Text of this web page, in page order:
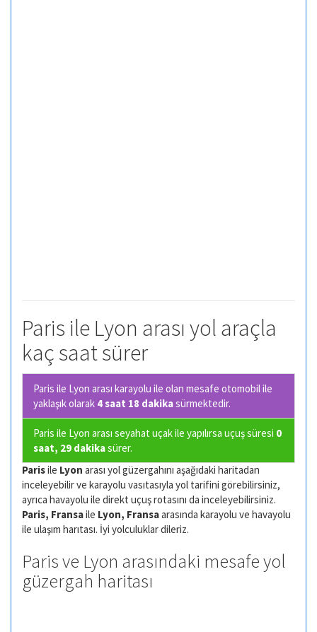
Paris ile Lyon arası yol araçla
kaç saat sürer
Paris ile Lyon arası karayolu ile olan mesafe otomobil ile
yaklaşık olarak 4 saat 18 dakikasürmektedir.
Paris ile Lyon arası seyahat uçak ile yapılırsa uçuş süresi 0
saat, 29 dakikasürer.
Parisile Lyon arası yol güzergahını aşağıdaki haritadan
inceleyebilir ve karayolu vasıtasıyla yol tarifini görebilirsiniz,
ayrıca havayolu ile direkt uçuş rotasını da inceleyebilirsiniz.
Paris, Fransaile Lyon, Fransaarasında karayolu ve havayolu
ile ulaşım harıtası. İyi yolculuklar dileriz.
Paris ve Lyon arasındaki mesafe yol
güzergah haritası